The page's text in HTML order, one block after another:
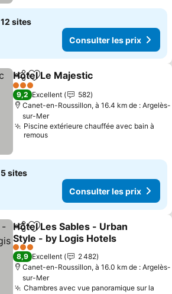
12 sites
Consulter les prix
PartagerAjouter à mes favoris
Hotel Le Majestic
3 Étoiles
9,2 Excellent
582
Canet-en-Roussillon, à 16.4 km de : Argelès-
sur-Mer
Piscine extérieure chauffée avec bain à
remous
5 sites
Consulter les prix
PartagerAjouter à mes favoris
Hôtel Les Sables - Urban
Style - by Logis Hotels
3 Étoiles
8,9 Excellent
2 482
Canet-en-Roussillon, à 16.0 km de : Argelès-
sur-Mer
Chambres avec vue panoramique sur la